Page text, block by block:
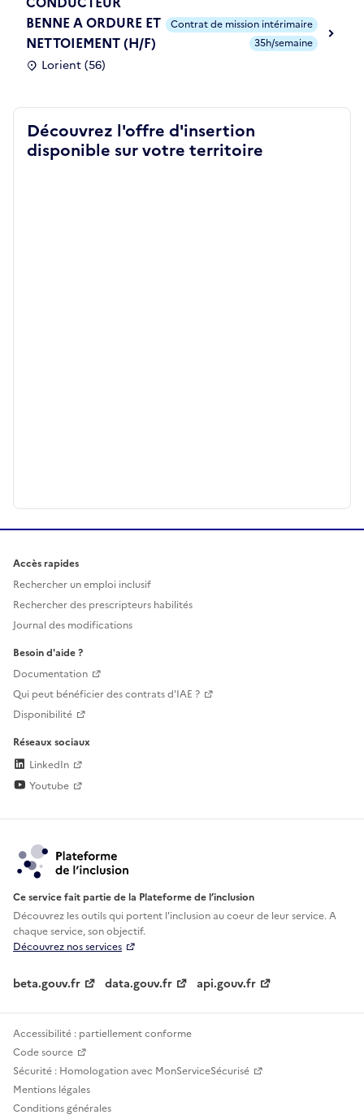
BENNE A ORDURE ET
NETTOIEMENT (H/F)
Lorient (56)
Contrat de mission intérimaire
35h/semaine
Découvrez l'offre d'insertion
disponible sur votre territoire
Accès rapides
Rechercher un emploi inclusif
Rechercher des prescripteurs habilités
Journal des modifications
Besoin d'aide ?
Documentation
Qui peut bénéficier des contrats d'IAE ?
Disponibilité
Réseaux sociaux
LinkedIn
Youtube
Ce service fait partie de la Plateforme de l’inclusion
Découvrez les outils qui portent l'inclusion aucoeur de leur service. A
chaque service, son objectif.
Découvrez nos services
beta.gouv.fr data.gouv.fr api.gouv.fr
Accessibilité : partiellement conforme
Code source
Sécurité : Homologation avec MonServiceSécurisé
Mentions légales
Conditions générales